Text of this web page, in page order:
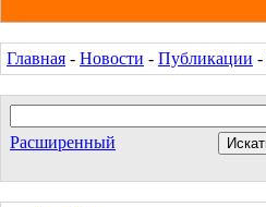
Главная - Новости - Публикации -
Расширенный